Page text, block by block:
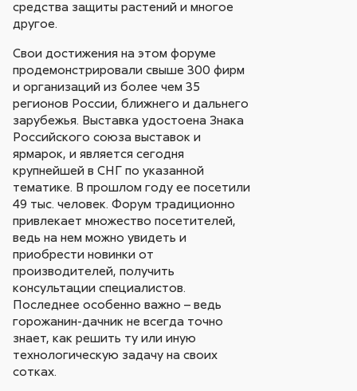
средства защиты растений и многое
другое.
Свои достижения на этом форуме
продемонстрировали свыше 300 фирм
и организаций из более чем 35
регионов России, ближнего и дальнего
зарубежья. Выставка удостоена Знака
Российского союза выставок и
ярмарок, и является сегодня
крупнейшей в СНГ по указанной
тематике. В прошлом году ее посетили
49 тыс. человек. Форум традиционно
привлекает множество посетителей,
ведь на нем можно увидеть и
приобрести новинки от
производителей, получить
консультации специалистов.
Последнее особенно важно – ведь
горожанин-дачник не всегда точно
знает, как решить ту или иную
технологическую задачу на своих
сотках.